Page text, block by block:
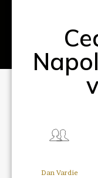
Dan Vardie